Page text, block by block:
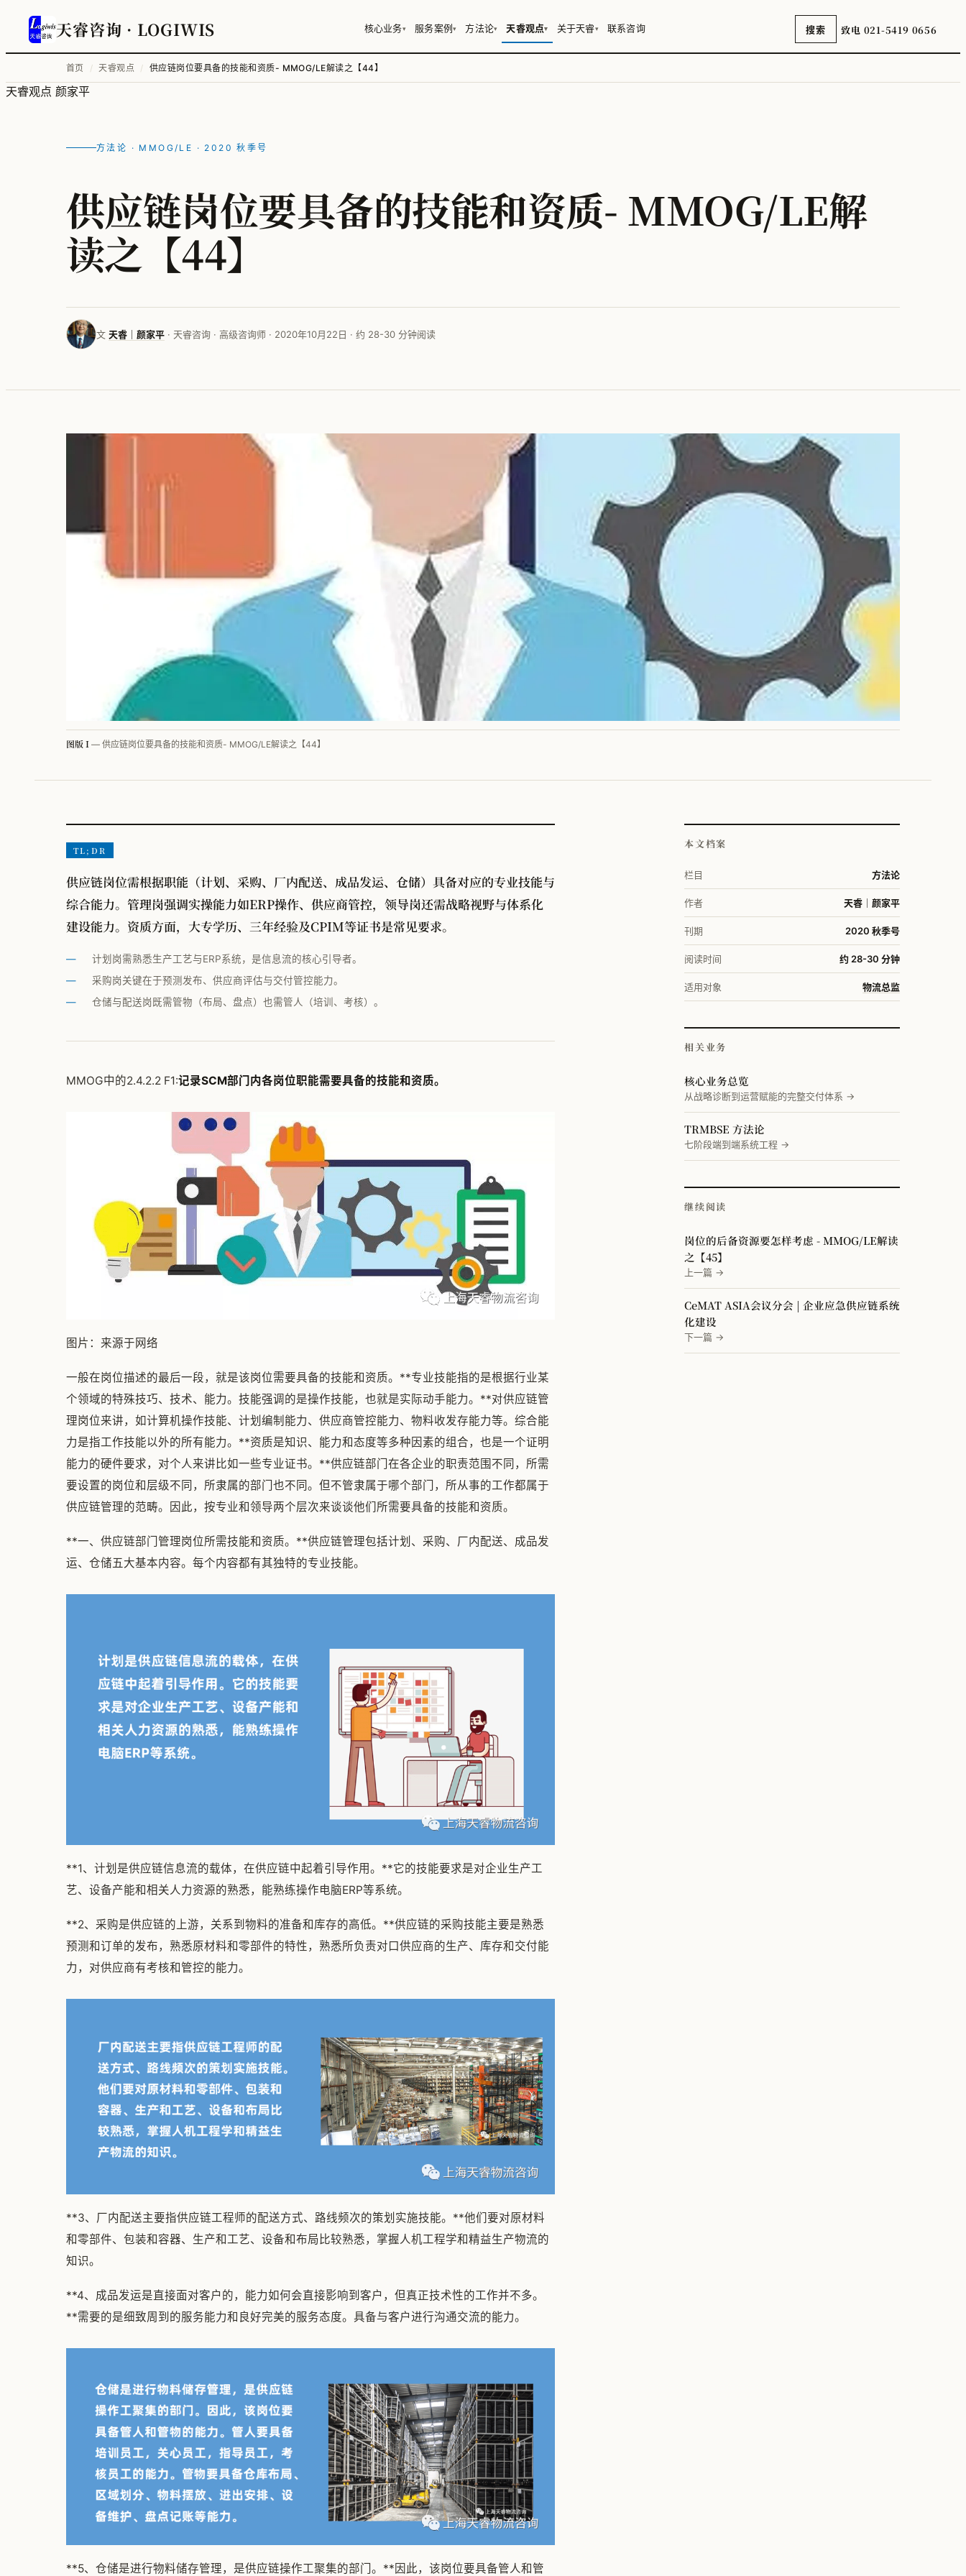
天睿咨询 · LOGIWIS 核心业务▾ 服务案例▾ 方法论▾ 天睿观点▾ 关于天睿▾ 联系咨询 搜索 致电 021-5419 0656
首页 / 天睿观点 / 供应链岗位要具备的技能和资质- MMOG/LE解读之【44】
天睿观点 颜家平
方法论 · MMOG/LE · 2020 秋季号
供应链岗位要具备的技能和资质- MMOG/LE解
读之【44】
文 天睿｜颜家平 · 天睿咨询 · 高级咨询师 · 2020年10月22日 · 约 28-30 分钟阅读
图版 I — 供应链岗位要具备的技能和资质- MMOG/LE解读之【44】
TL;DR
供应链岗位需根据职能（计划、采购、厂内配送、成品发运、仓储）具备对应的专业技能与
综合能力。管理岗强调实操能力如ERP操作、供应商管控，领导岗还需战略视野与体系化
建设能力。资质方面，大专学历、三年经验及CPIM等证书是常见要求。
计划岗需熟悉生产工艺与ERP系统，是信息流的核心引导者。
采购岗关键在于预测发布、供应商评估与交付管控能力。
仓储与配送岗既需管物（布局、盘点）也需管人（培训、考核）。
MMOG中的2.4.2.2 F1:记录SCM部门内各岗位职能需要具备的技能和资质。
图片：来源于网络
一般在岗位描述的最后一段，就是该岗位需要具备的技能和资质。**专业技能指的是根据行业某
个领域的特殊技巧、技术、能力。技能强调的是操作技能，也就是实际动手能力。**对供应链管
理岗位来讲，如计算机操作技能、计划编制能力、供应商管控能力、物料收发存能力等。综合能
力是指工作技能以外的所有能力。**资质是知识、能力和态度等多种因素的组合，也是一个证明
能力的硬件要求，对个人来讲比如一些专业证书。**供应链部门在各企业的职责范围不同，所需
要设置的岗位和层级不同，所隶属的部门也不同。但不管隶属于哪个部门，所从事的工作都属于
供应链管理的范畴。因此，按专业和领导两个层次来谈谈他们所需要具备的技能和资质。
**一、供应链部门管理岗位所需技能和资质。**供应链管理包括计划、采购、厂内配送、成品发
运、仓储五大基本内容。每个内容都有其独特的专业技能。
**1、计划是供应链信息流的载体，在供应链中起着引导作用。**它的技能要求是对企业生产工
艺、设备产能和相关人力资源的熟悉，能熟练操作电脑ERP等系统。
**2、采购是供应链的上游，关系到物料的准备和库存的高低。**供应链的采购技能主要是熟悉
预测和订单的发布，熟悉原材料和零部件的特性，熟悉所负责对口供应商的生产、库存和交付能
力，对供应商有考核和管控的能力。
**3、厂内配送主要指供应链工程师的配送方式、路线频次的策划实施技能。**他们要对原材料
和零部件、包装和容器、生产和工艺、设备和布局比较熟悉，掌握人机工程学和精益生产物流的
知识。
**4、成品发运是直接面对客户的，能力如何会直接影响到客户，但真正技术性的工作并不多。
**需要的是细致周到的服务能力和良好完美的服务态度。具备与客户进行沟通交流的能力。
**5、仓储是进行物料储存管理，是供应链操作工聚集的部门。**因此，该岗位要具备管人和管
本文档案
栏目 方法论
作者 天睿｜颜家平
刊期 2020 秋季号
阅读时间 约 28-30 分钟
适用对象 物流总监
相关业务
核心业务总览
从战略诊断到运营赋能的完整交付体系 →
TRMBSE 方法论
七阶段端到端系统工程 →
继续阅读
岗位的后备资源要怎样考虑 - MMOG/LE解读
之【45】
上一篇 →
CeMAT ASIA会议分会 | 企业应急供应链系统
化建设
下一篇 →